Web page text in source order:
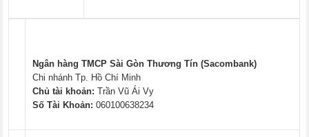
Ngân hàng TMCP Sài Gòn Thương Tín (Sacombank)
Chi nhánh Tp. Hồ Chí Minh
Chủ tài khoản: Trần Vũ Ái Vy
Số Tài Khoản: 060100638234